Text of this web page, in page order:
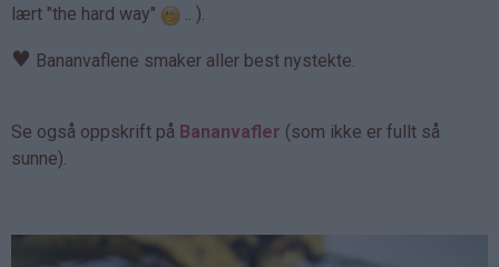
lært "the hard way"
.. ).
♥ Bananvaflene smaker aller best nystekte.
Se også oppskrift på Bananvafler (som ikke er fullt så
sunne).